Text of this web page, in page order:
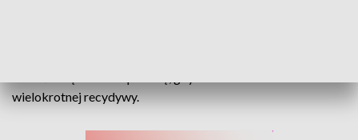
wielokrotnej recydywy.